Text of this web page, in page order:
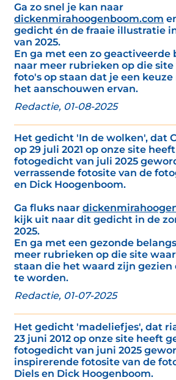
Ga zo snel je kan naar
dickenmirahoogenboom.com
gedicht én de fraaie illustratie
van 2025.
En ga met een zo
naar meer rubrieken op die site
foto's op staan dat je een
het aanschouwen ervan.
Redactie, 01-08-2025
Het gedicht 'In de wolken', dat
op 29 juli 2021 op onze site
fotogedicht van juli 2025
verrassende fotosite van de
en Dick Hoogenboom.
Ga fluks naar
kijk uit naar dit gedicht in de
2025.
En ga met een gezonde
meer rubrieken op die site
staan die het waard zijn gezien
te worden.
Redactie, 01-07-2025
Het gedicht 'madeliefjes', dat
23 juni 2012 op onze site heeft
fotogedicht van juni 2025
inspirerende fotosite van de
Diels en Dick Hoogenboom.